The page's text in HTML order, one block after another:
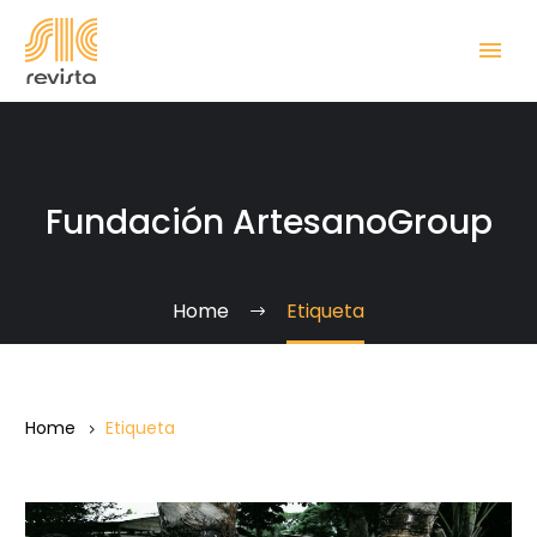
Fundación ArtesanoGroup
Home Etiqueta
Home Etiqueta
La